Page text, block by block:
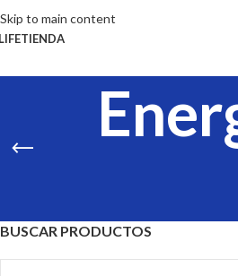
Skip to main content
TIENDA
BUSCAR PRODUCTOS